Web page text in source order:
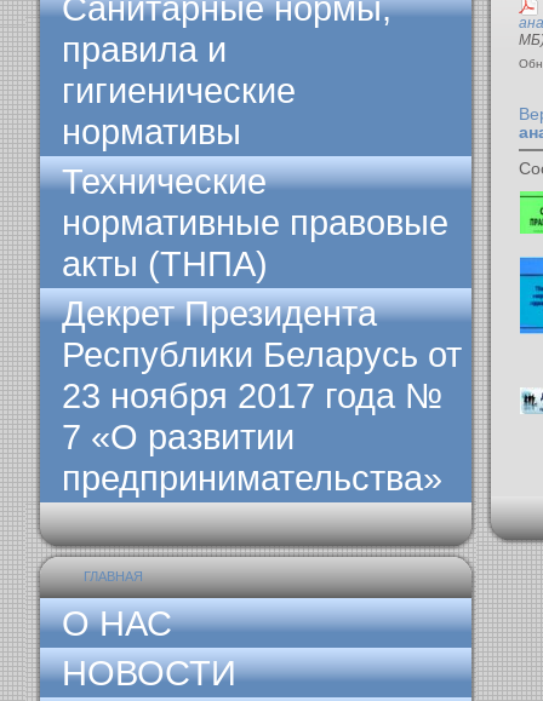
правила и
гигиенические
нормативы
Технические
нормативные правовые
акты (ТНПА)
Декрет Президента
Республики Беларусь от
23 ноября 2017 года №
7 «О развитии
предпринимательства»
ГЛАВНАЯ
О НАС
НОВОСТИ